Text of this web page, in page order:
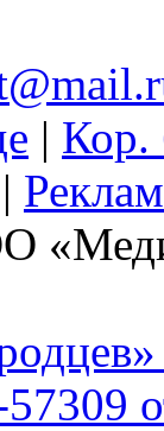
| Кор.
|